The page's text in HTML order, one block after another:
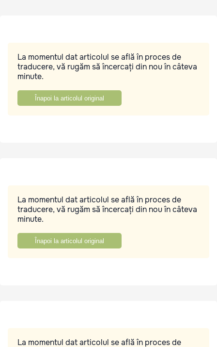
La momentul dat articolul se află în proces de
traducere, vă rugăm să încercați din nou în câteva
minute.
Înapoi la articolul original
La momentul dat articolul se află în proces de
traducere, vă rugăm să încercați din nou în câteva
minute.
Înapoi la articolul original
La momentul dat articolul se află în proces de